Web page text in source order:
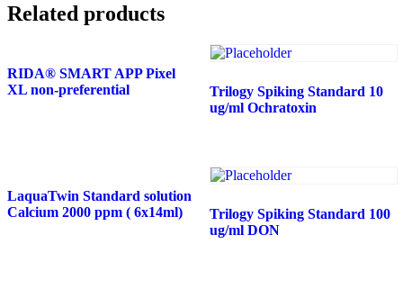
Related products
RIDA® SMART APP Pixel
XL non-preferential
Trilogy Spiking Standard 10
ug/ml Ochratoxin
LaquaTwin Standard solution
Calcium 2000 ppm ( 6x14ml)
Trilogy Spiking Standard 100
ug/ml DON